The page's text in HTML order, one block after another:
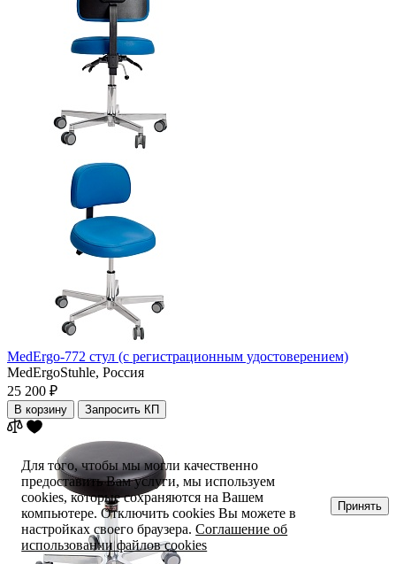
MedErgo-772 стул (с регистрационным удостоверением)
MedErgoStuhle, Россия
25 200 ₽
В корзину Запросить КП
Для того, чтобы мы могли качественно
предоставить Вам услуги, мы используем
cookies, которые сохраняются на Вашем
компьютере. Отключить cookies Вы можете в
настройках своего браузера.Соглашение об
использовании файлов cookies
Принять